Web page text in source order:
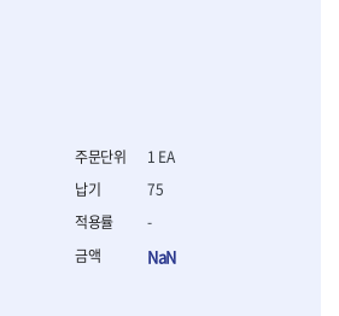
1 EA
75
-
NaN